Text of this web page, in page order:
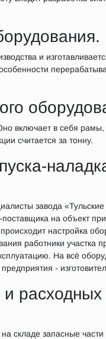
и
включает в себя
считается за тонну.
завода
на объект
настройка
работники участка
На всё
-
складе запасные